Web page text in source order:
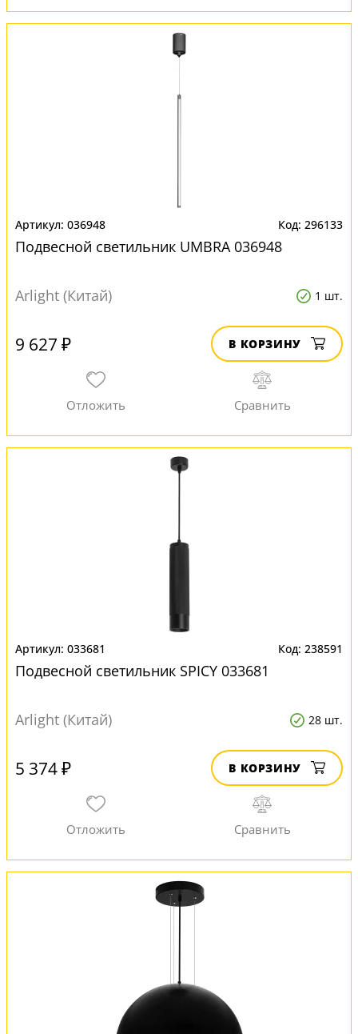
036948 296133
Подвесной светильник UMBRA 036948
Arlight (Китай) 1 шт.
9 627 ₽ В КОРЗИНУ
033681 238591
Подвесной светильник SPICY 033681
Arlight (Китай) 28 шт.
5 374 ₽ В КОРЗИНУ